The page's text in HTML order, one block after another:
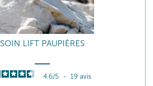
SOIN LIFT PAUPIÈRES
4.6/5 - 19 avis